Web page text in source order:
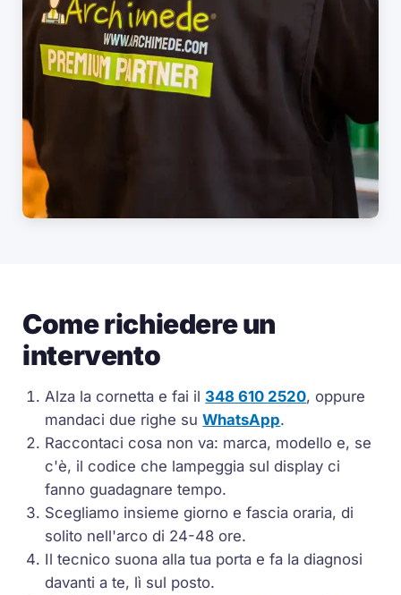
Come richiedere un
intervento
Alza la cornetta e fai il 348 610 2520, oppure
mandaci due righe suWhatsApp.
Raccontaci cosa non va: marca, modello e, se
c'è, il codice che lampeggia sul display ci
fanno guadagnare tempo.
Scegliamo insieme giorno e fascia oraria, di
solito nell'arco di 24-48 ore.
Il tecnico suona alla tua porta e fa la diagnosi
davanti a te, lì sul posto.